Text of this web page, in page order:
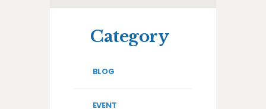
Category
BLOG
EVENT